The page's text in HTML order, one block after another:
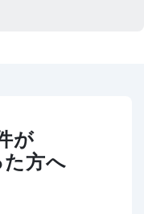
が
た方へ